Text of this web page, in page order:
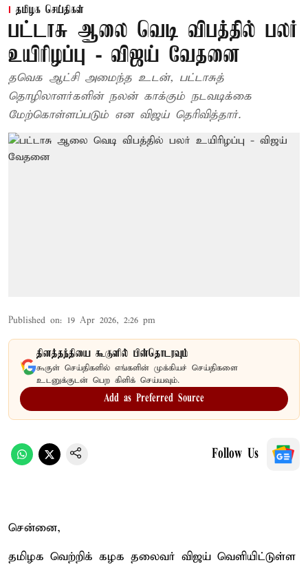
தமிழக செய்திகள்
பட்டாசு ஆலை வெடி விபத்தில் பலர்
உயிரிழப்பு - விஜய் வேதனை
தவெக ஆட்சி அமைந்த உடன், பட்டாசுத்
தொழிலாளர்களின் நலன் காக்கும் நடவடிக்கை
மேற்கொள்ளப்படும் என விஜய் தெரிவித்தார்.
Published on: 19 Apr 2026, 2:26 pm
தினத்தந்தியை கூகுளில் பின்தொடரவும்
கூகுள் செய்திகளில் எங்களின் முக்கியச் செய்திகளை
உடனுக்குடன் பெற கிளிக் செய்யவும்.
Add as Preferred Source
Follow Us
சென்னை,
தமிழக வெற்றிக் கழக தலைவர் விஜய் வெளியிட்டுள்ள